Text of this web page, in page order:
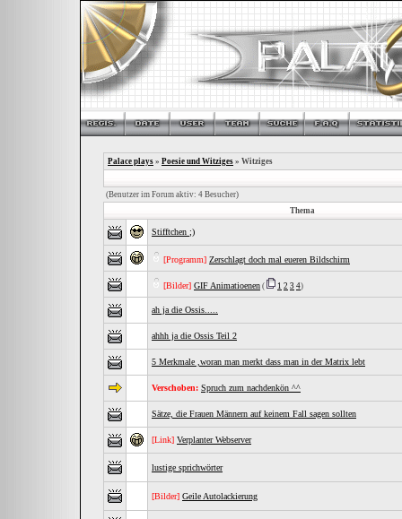
Palace plays » Poesie und Witziges » Witziges
(Benutzer im Forum aktiv: 4 Besucher)
Thema
Stifftchen ;)
[Programm] Zerschlagt doch mal eueren Bildschirm
[Bilder] GIF Animatioenen ( 1 2 3 4)
ah ja die Ossis.....
ahhh ja die Ossis Teil 2
5 Merkmale ,woran man merkt dass man in der Matrix lebt
Verschoben: Spruch zum nachdenkön ^^
Sätze, die Frauen Männern auf keinem Fall sagen sollten
[Link] Verplanter Webserver
lustige sprichwörter
[Bilder] Geile Autolackierung